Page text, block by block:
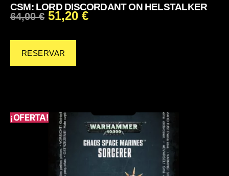
CSM: LORD DISCORDANT ON HELSTALKER
64,00€ 51,20 €
RESERVAR
¡OFERTA!